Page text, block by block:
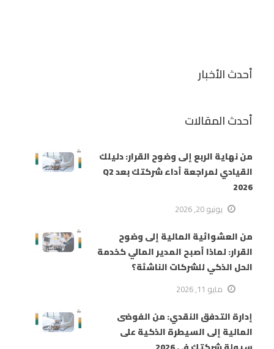
أحدث الأخبار
أحدث المقالات
من نهاية الربع إلى وضوح القرار: دليلك
القيادي لمراجعة أداء شركتك بعد Q2
2026
يونيو 20, 2026
من العشوائية المالية إلى وضوح
القرار: لماذا أصبح المدير المالي كخدمة
الحل الذكي للشركات الناشئة؟
مايو 11, 2026
إدارة التدفق النقدي: من الفوضى
المالية إلى السيطرة الذكية على